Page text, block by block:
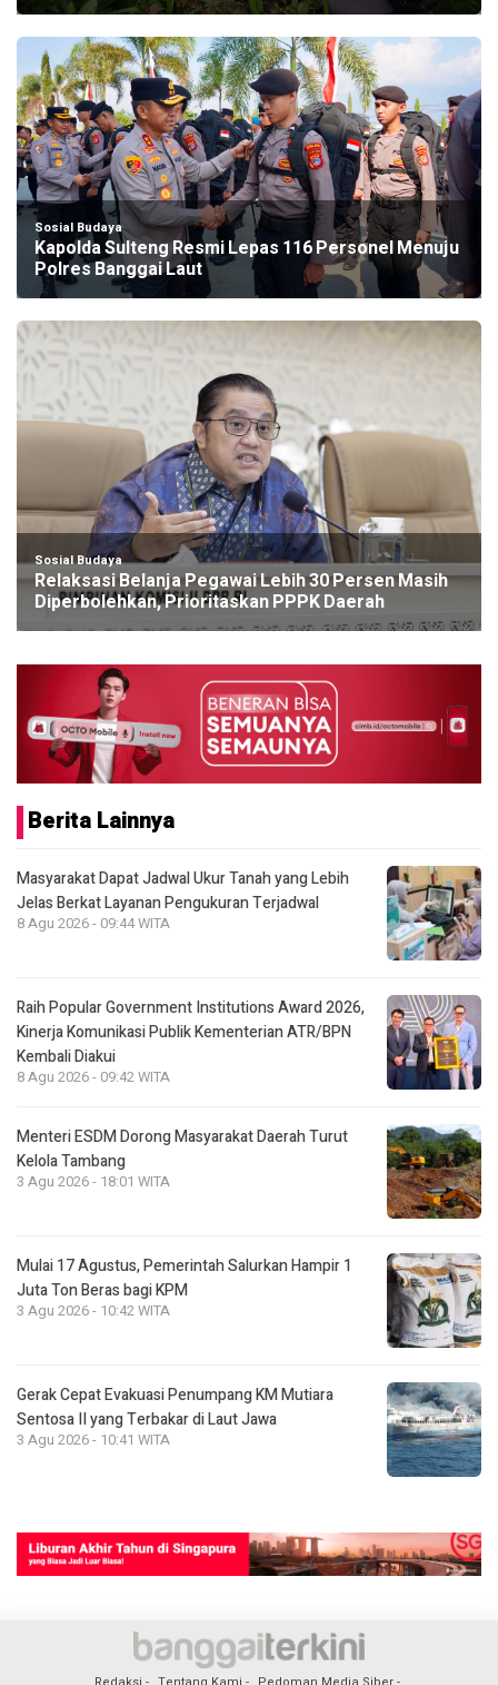
Sosial Budaya
Kapolda Sulteng Resmi Lepas 116 Personel Menuju
Polres Banggai Laut
Sosial Budaya
Relaksasi Belanja Pegawai Lebih 30 Persen Masih
Diperbolehkan, Prioritaskan PPPK Daerah
Berita Lainnya
Masyarakat Dapat Jadwal Ukur Tanah yang Lebih
Jelas Berkat Layanan Pengukuran Terjadwal
8 Agu 2026 - 09:44 WITA
Raih Popular Government Institutions Award 2026,
Kinerja Komunikasi Publik Kementerian ATR/BPN
Kembali Diakui
8 Agu 2026 - 09:42 WITA
Menteri ESDM Dorong Masyarakat Daerah Turut
Kelola Tambang
3 Agu 2026 - 18:01 WITA
Mulai 17 Agustus, Pemerintah Salurkan Hampir 1
Juta Ton Beras bagi KPM
3 Agu 2026 - 10:42 WITA
Gerak Cepat Evakuasi Penumpang KM Mutiara
Sentosa II yang Terbakar di Laut Jawa
3 Agu 2026 - 10:41 WITA